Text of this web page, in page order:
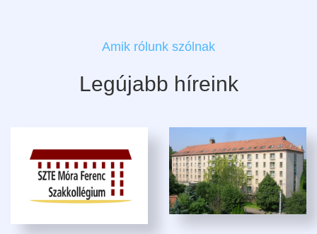
Amik rólunk szólnak
Legújabb híreink